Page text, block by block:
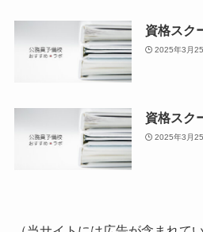
資格スク
2025年3月
資格スク
2025年3月